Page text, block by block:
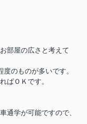
部屋の広さと考えて
のものが多いです。
ばＯＫです。
通学が可能ですので、